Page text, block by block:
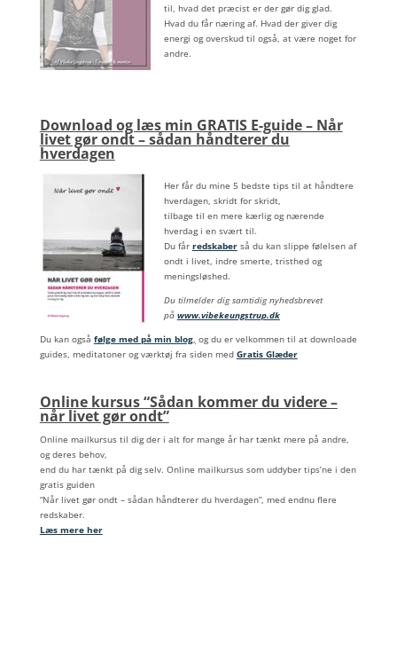
til, hvad det præcist er der gør dig glad.
Hvad du får næring af. Hvad der giver dig
energi og overskud til også, at være noget for
andre.
Download og læs min GRATIS E-guide – Når
livet gør ondt – sådan håndterer du
hverdagen
Her får du mine 5 bedste tips til at håndtere
hverdagen, skridt for skridt,
tilbage til en mere kærlig og nærende
hverdag i en svært til.
Du får redskaberså du kan slippe følelsen af
ondt i livet, indre smerte, tristhed og
meningsløshed.
Du tilmelder dig samtidig nyhedsbrevet
på www.vibekeungstrup.dk
Du kan også følge med på min blog, og du er velkommen til at downloade
guides, meditatoner og værktøj fra siden med Gratis Glæder
Online kursus “Sådan kommer du videre –
når livet gør ondt”
Online mailkursus til dig der i alt for mange år har tænkt mere på andre,
og deres behov,
end du har tænkt på dig selv. Online mailkursus som uddyber tips’ne i den
gratis guiden
“Når livet gør ondt – sådan håndterer du hverdagen”, med endnu flere
redskaber.
Læs mere her